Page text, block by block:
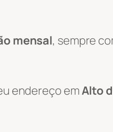
mensal, sempre
endereço emAlto